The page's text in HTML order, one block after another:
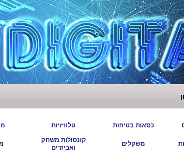
כסאות בטיחות טלוויזיות
משקלים
קונסולות משחק
ואביזרים